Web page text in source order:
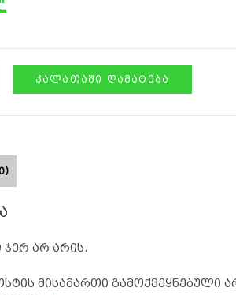
ᲙᲐᲚᲐᲗᲐᲨᲘ ᲓᲐᲛᲐᲢᲔᲑᲐ
ჯერ არ არის.
მისამართი გამოქვეყნებული